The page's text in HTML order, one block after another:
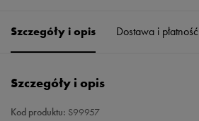
Szczegóły i opis Dostawa i płatność
Szczegóły i opis
Kod produktu: S99957